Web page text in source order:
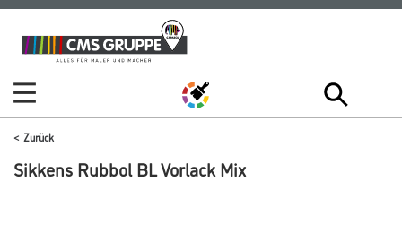
Zum
Inhalt
Zum
Navigationsmenü
Zurück
Sikkens Rubbol BL Vorlack Mix